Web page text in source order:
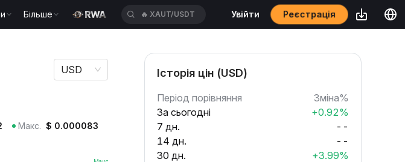
Більше 🔥 XAUT/USDT Увійти Реєстрація
USD
Макс. $ 0.000083
Історія цін (USD)
Період порівняння
Зміна%
За сьогодні
+0.92%
7 дн.
--
14 дн.
--
30 дн.
+3.99%